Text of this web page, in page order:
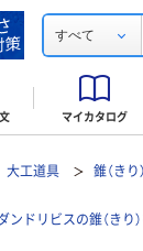
すべて
マイカタログ
大工道具 錐（きり）
ンドリビスの錐（きり